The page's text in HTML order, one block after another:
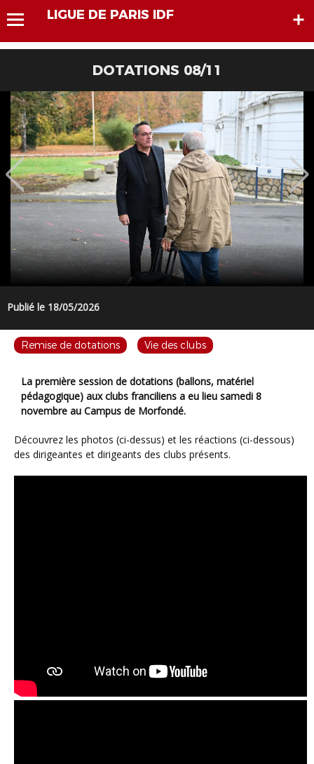
LIGUE DE PARIS IDF
DOTATIONS 08/11
Publié le 18/05/2026
Remise de dotations Vie des clubs
La première session de dotations (ballons, matériel
pédagogique) aux clubs franciliens a eu lieu samedi 8
novembre au Campus de Morfondé.
Découvrez les photos (ci-dessus) et les réactions (ci-dessous)
des dirigeantes et dirigeants des clubs présents.